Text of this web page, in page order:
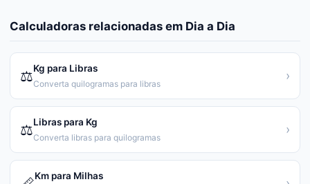
Calculadoras relacionadas em Dia a Dia
⚖️Kg para Libras
Converta quilogramas para libras
›
⚖️Libras para Kg
Converta libras para quilogramas
›
Km para Milhas